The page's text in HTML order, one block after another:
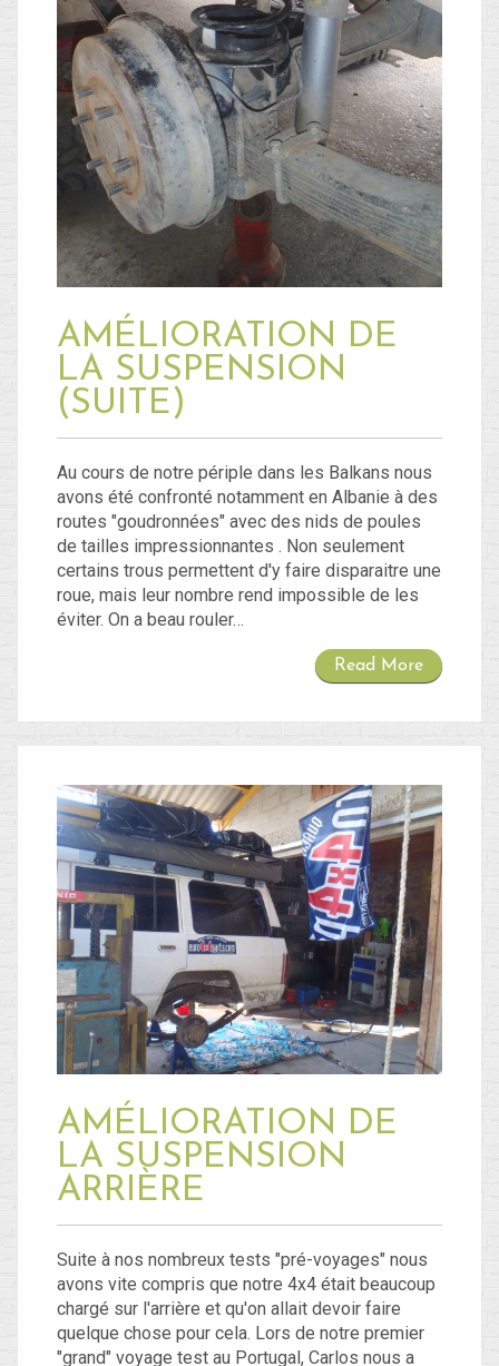
AMÉLIORATION DE
LA SUSPENSION
(SUITE)
Au cours de notre périple dans les Balkans nous
avons été confronté notamment en Albanie à des
routes "goudronnées" avec des nids de poules
de tailles impressionnantes . Non seulement
certains trous permettent d'y faire disparaitre une
roue, mais leur nombre rend impossible de les
éviter. On a beau rouler…
Read More
AMÉLIORATION DE
LA SUSPENSION
ARRIÈRE
Suite à nos nombreux tests "pré-voyages" nous
avons vite compris que notre 4x4 était beaucoup
chargé sur l'arrière et qu'on allait devoir faire
quelque chose pour cela. Lors de notre premier
"grand" voyage test au Portugal, Carlos nous a